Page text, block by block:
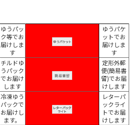
ゆうパッ
ク等でお
届けしま
す
ゆうパケ
ットでお
届けしま
す
チルドゆ
うパック
でお届け
します
定形外郵
便(簡易書
留)でお届
けします
冷凍ゆう
パックで
お届けし
ます。
レターパ
ックライ
トでお届
けします